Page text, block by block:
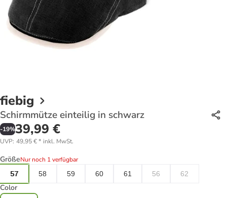
fiebig
Schirmmütze einteilig in schwarz
-19%39,99 €
UVP: 49,95 €* inkl. MwSt.
GrößeNur noch 1 verfügbar
57
58 59 60 61 56 62
Color